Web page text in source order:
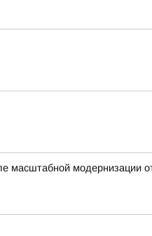
масштабной